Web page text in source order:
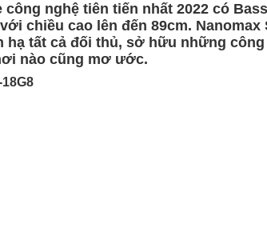
nghệ tiên tiến nhất 2022 có
chiều cao lên đến 89cm. Nanomax
hạ tất cả đối thủ, sở hữu những
nào cũng mơ ước.